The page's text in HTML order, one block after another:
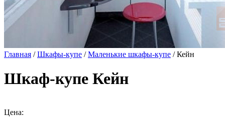
Главная /Шкафы-купе /Маленькие шкафы-купе / Кейн
Шкаф-купе Кейн
Цена: